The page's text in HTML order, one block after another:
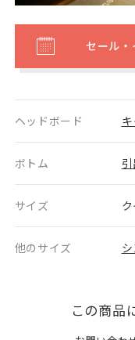
セール・
ヘッドボード
ボトム
サイズ
他のサイズ
この商品